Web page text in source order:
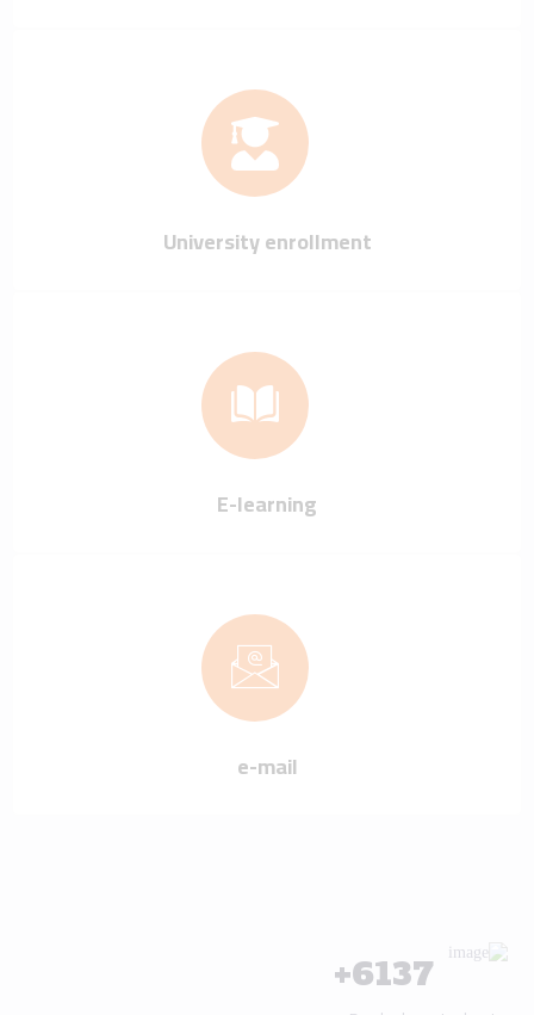
University enrollment
E-learning
e-mail
6137
+